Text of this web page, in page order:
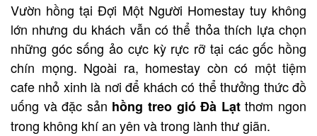
Vườn hồng tại Đợi Một Người Homestay tuy không
lớn nhưng du khách vẫn có thể thỏa thích lựa chọn
những góc sống ảo cực kỳ rực rỡ tại các gốc hồng
chín mọng. Ngoài ra, homestay còn có một tiệm
cafe nhỏ xinh là nơi để khách có thể thưởng thức đồ
uống và đặc sản hồng treo gió Đà Lạtthơm ngon
trong không khí an yên và trong lành thư giãn.